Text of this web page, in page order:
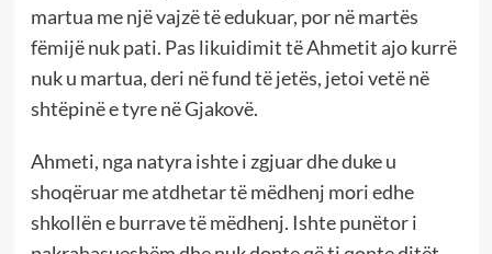
martua me një vajzë të edukuar, por në martës
fëmijë nuk pati. Pas likuidimit të Ahmetit ajo kurrë
nuk u martua, deri në fund të jetës, jetoi vetë në
shtëpinë e tyre në Gjakovë.
Ahmeti, nga natyra ishte i zgjuar dhe duke u
shoqëruar me atdhetar të mëdhenj mori edhe
shkollën e burrave të mëdhenj. Ishte punëtor i